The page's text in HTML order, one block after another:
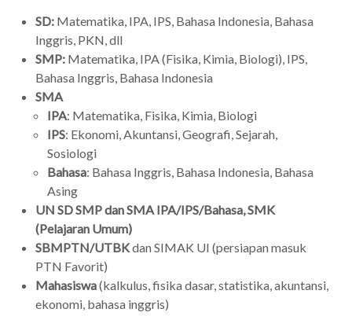
SD: Matematika, IPA, IPS, Bahasa Indonesia, Bahasa
Inggris, PKN, dll
SMP: Matematika, IPA (Fisika, Kimia, Biologi), IPS,
Bahasa Inggris, Bahasa Indonesia
SMA
IPA: Matematika, Fisika, Kimia, Biologi
IPS: Ekonomi, Akuntansi, Geografi, Sejarah,
Sosiologi
Bahasa: Bahasa Inggris, Bahasa Indonesia, Bahasa
Asing
UN SD SMP dan SMA IPA/IPS/Bahasa, SMK
(Pelajaran Umum)
SBMPTN/UTBKdan SIMAK UI (persiapan masuk
PTN Favorit)
Mahasiswa(kalkulus, fisika dasar, statistika, akuntansi,
ekonomi, bahasa inggris)